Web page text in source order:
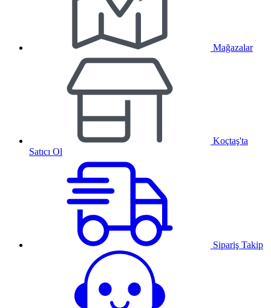
Mağazalar
Koçtaş'ta
Satıcı Ol
Sipariş Takip